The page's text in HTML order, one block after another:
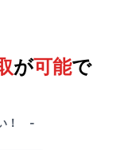
が可能で
！ -